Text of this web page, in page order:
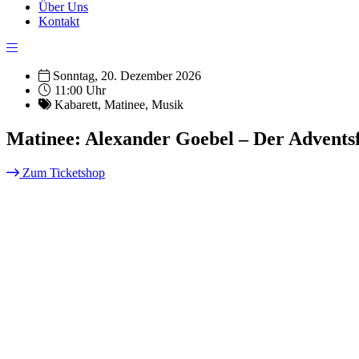
Über Uns
Kontakt
Sonntag, 20. Dezember 2026
11:00 Uhr
Kabarett, Matinee, Musik
Matinee: Alexander Goebel – Der
Zum Ticketshop